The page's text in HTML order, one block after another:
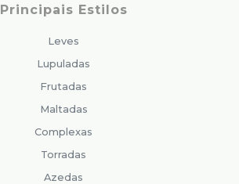
Principais Estilos
Leves
Lupuladas
Frutadas
Maltadas
Complexas
Torradas
Azedas